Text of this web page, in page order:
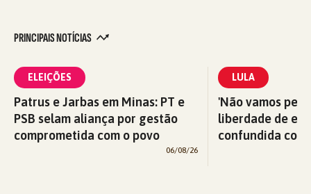
PRINCIPAIS NOTÍCIAS
ELEIÇÕES
Patrus e Jarbas em Minas: PT e
PSB selam aliança por gestão
comprometida com o povo
06/08/26
LULA
'Não vamos
liberdade de
confundida